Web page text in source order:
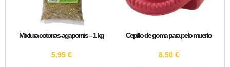
Mixtura cotorras-agapornis – 1 kg
5,95 €
Cepillo de goma para pelo muerto
8,50 €